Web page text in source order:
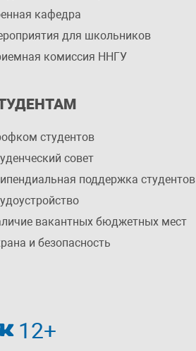
кафедра
для школьников
комиссия ННГУ
студентов
совет
поддержка студентов
вакантных бюджетных мест
и безопасность
12+